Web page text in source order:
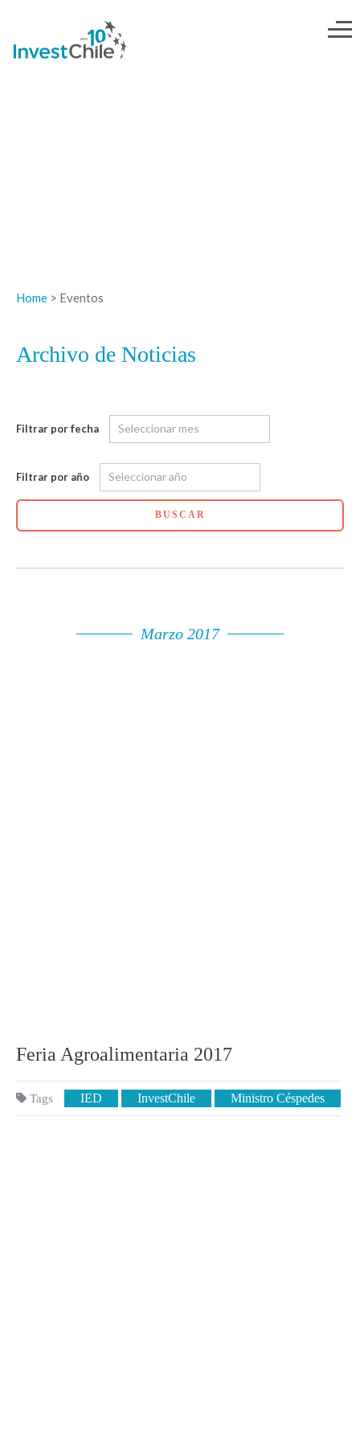
Home > Eventos
Archivo de Noticias
Filtrar por fecha
Filtrar por año
BUSCAR
Marzo 2017
Feria Agroalimentaria 2017
Tags IED InvestChile Ministro Céspedes